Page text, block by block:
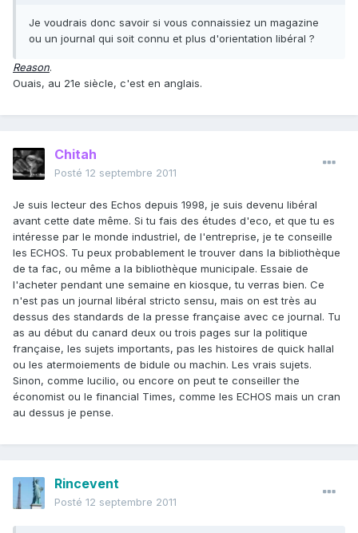
Je voudrais donc savoir si vous connaissiez un magazine
ou un journal qui soit connu et plus d'orientation libéral ?
Reason.
Ouais, au 21e siècle, c'est en anglais.
Chitah
Posté 12 septembre 2011
Je suis lecteur des Echos depuis 1998, je suis devenu libéral
avant cette date même. Si tu fais des études d'eco, et que tu es
intéresse par le monde industriel, de l'entreprise, je te conseille
les ECHOS. Tu peux probablement le trouver dans la bibliothèque
de ta fac, ou même a la bibliothèque municipale. Essaie de
l'acheter pendant une semaine en kiosque, tu verras bien. Ce
n'est pas un journal libéral stricto sensu, mais on est très au
dessus des standards de la presse française avec ce journal. Tu
as au début du canard deux ou trois pages sur la politique
française, les sujets importants, pas les histoires de quick hallal
ou les atermoiements de bidule ou machin. Les vrais sujets.
Sinon, comme lucilio, ou encore on peut te conseiller the
économist ou le financial Times, comme les ECHOS mais un cran
au dessus je pense.
Rincevent
Posté 12 septembre 2011